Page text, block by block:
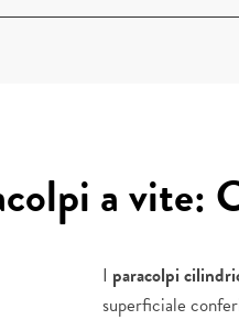
a vite:
I paracolpi
superficiale